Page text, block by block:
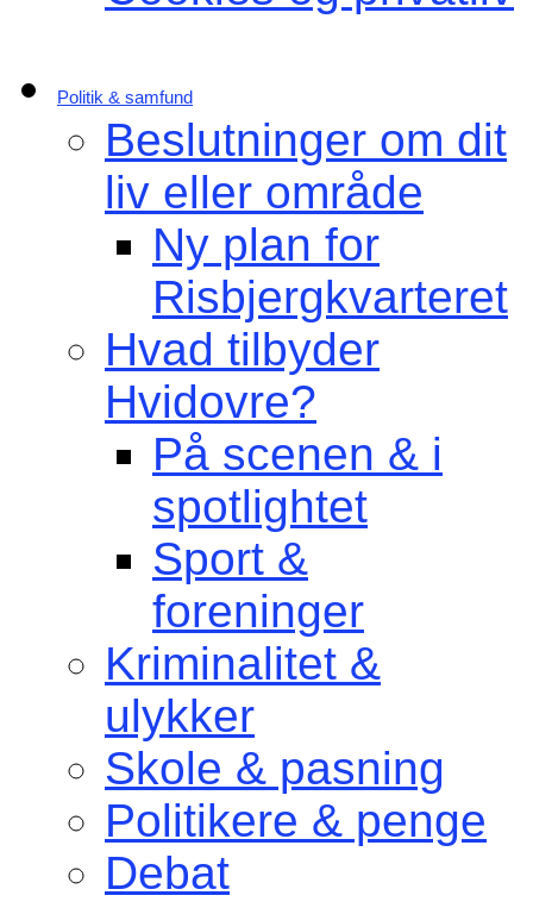
Politik & samfund
Beslutninger om dit
liv eller område
Ny plan for
Risbjergkvarteret
Hvad tilbyder
Hvidovre?
På scenen & i
spotlightet
Sport &
foreninger
Kriminalitet &
ulykker
Skole & pasning
Politikere & penge
Debat